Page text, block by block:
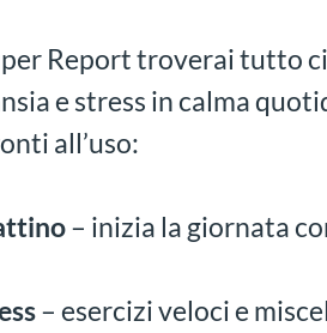
Report troverai tutto
e stress in calma
all’uso:
– inizia la giornata
– esercizi veloci e